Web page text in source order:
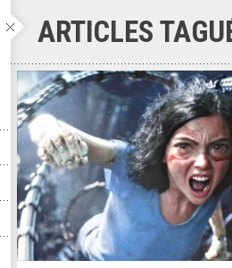
ARTICLES
Cinéma